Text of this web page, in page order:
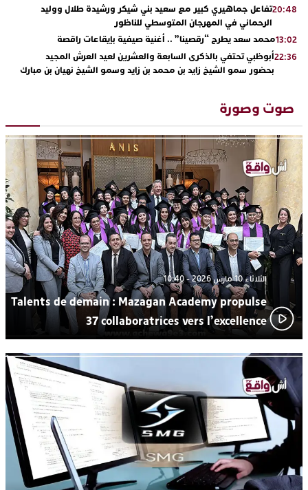
20:48تفاعل جماهيري كبير مع سعيد بني شيكر ورشيدة طلال ووليد
الرحماني في المهرجان المتوسطي للناظور
13:02محمد سعد يطرح “رقصينا” .. أغنية صيفية بإيقاعات راقصة
22:36أبوظبي تحتفي بالذكرى السابعة والعشرين لعيد العرش المجيد
بحضور سمو الشيخ زايد بن محمد بن زايد وسمو الشيخ نهيان بن مبارك
“كوفرة فالغيس”
19:11يقظة أمنية تنهي كابوس الفتاة القاصر: كواليس مثيرة لعملية تحرير
17:27 اتحاد المقاولات الإعلامية يقود قاطرة التكوين بالجديدة ويستضيف
الإعلامي سعيد بلفقير في دورة استثنائية
23:18ترسيخا لثقافة ترشيد الموارد المائية.. اختتام فعاليات النسخة الثانية
من “القرية الذكية للماء” بمركز الاصطياف ببوزنيقة
صوت وصورة
الثلاثاء 10 مارس 2026 - 10:40
Talents de demain : Mazagan Academy propulse
37 collaboratrices vers l’excellence